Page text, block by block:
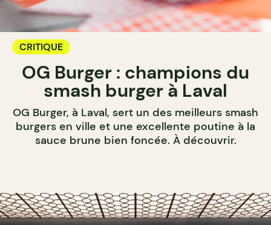
CRITIQUE
OG Burger : champions du
smash burger à Laval
OG Burger, à Laval, sert un des meilleurs smash
burgers en ville et une excellente poutine à la
sauce brune bien foncée. À découvrir.